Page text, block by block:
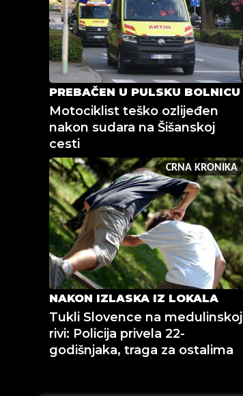
PREBAČEN U PULSKU BOLNICU
Motociklist teško ozlijeđen
nakon sudara na Šišanskoj
cesti
CRNA KRONIKA
NAKON IZLASKA IZ LOKALA
Tukli Slovence na medulinskoj
rivi: Policija privela 22-
godišnjaka, traga za ostalima